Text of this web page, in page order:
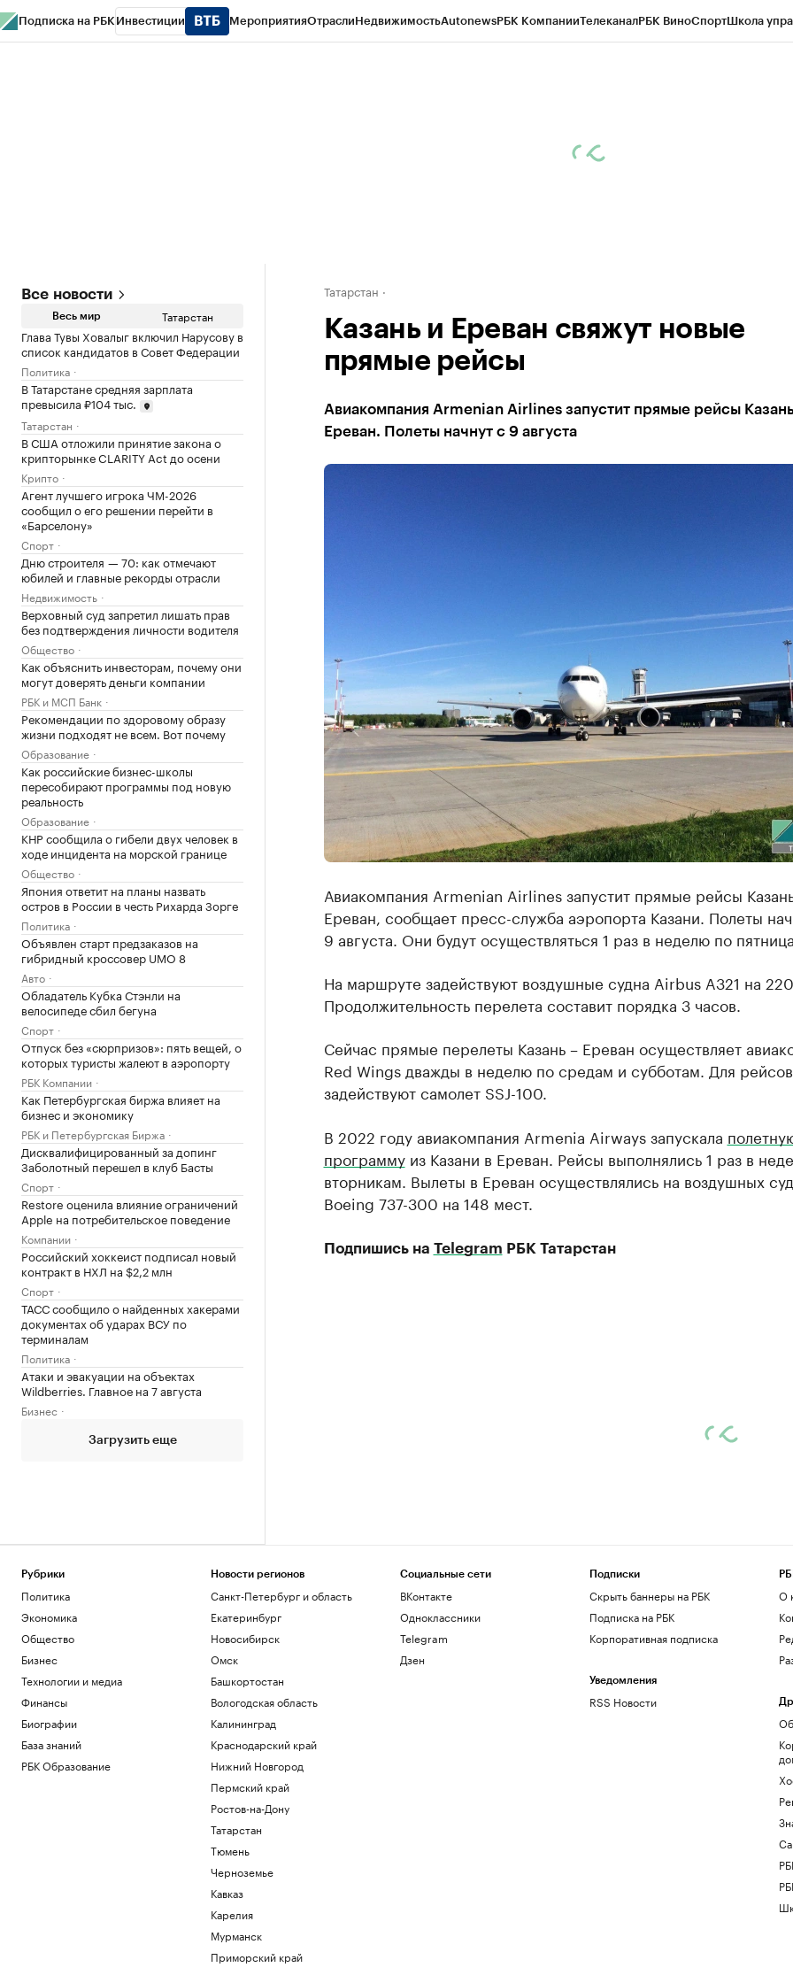
Подписка на РБК Инвестиции МероприятияОтраслиНедвижимостьAutonewsРБК КомпанииТелеканалРБК ВиноСпортШкола
Все новости
Весь мир Татарстан
Глава Тувы Ховалыг включил Нарусову в
список кандидатов в Совет Федерации
Политика
В Татарстане средняя зарплата
превысила ₽104 тыс.
Татарстан
В США отложили принятие закона о
крипторынке CLARITY Act до осени
Крипто
Агент лучшего игрока ЧМ-2026
сообщил о его решении перейти в
«Барселону»
Спорт
Дню строителя — 70: как отмечают
юбилей и главные рекорды отрасли
Недвижимость
Верховный суд запретил лишать прав
без подтверждения личности водителя
Общество
Как объяснить инвесторам, почему они
могут доверять деньги компании
РБК и МСП Банк
Рекомендации по здоровому образу
жизни подходят не всем. Вот почему
Образование
Как российские бизнес-школы
пересобирают программы под новую
реальность
Образование
КНР сообщила о гибели двух человек в
ходе инцидента на морской границе
Общество
Япония ответит на планы назвать
остров в России в честь Рихарда Зорге
Политика
Объявлен старт предзаказов на
гибридный кроссовер UMO 8
Авто
Обладатель Кубка Стэнли на
велосипеде сбил бегуна
Спорт
Отпуск без «сюрпризов»: пять вещей, о
которых туристы жалеют в аэропорту
РБК Компании
Как Петербургская биржа влияет на
бизнес и экономику
РБК и Петербургская Биржа
Дисквалифицированный за допинг
Заболотный перешел в клуб Басты
Спорт
Restore оценила влияние ограничений
Apple на потребительское поведение
Компании
Российский хоккеист подписал новый
контракт в НХЛ на $2,2 млн
Спорт
ТАСС сообщило о найденных хакерами
документах об ударах ВСУ по
терминалам
Политика
Атаки и эвакуации на объектах
Wildberries. Главное на 7 августа
Бизнес
Загрузить еще
Татарстан
Казань и Ереван свяжут новые
прямые рейсы
Авиакомпания Armenian Airlines запустит прямые рейсы
Ереван. Полеты начнут с 9 августа
Авиакомпания Armenian Airlines запустит прямые рейсы
Ереван, сообщает пресс-служба аэропорта Казани. Полеты
9 августа. Они будут осуществляться 1 раз в неделю по
На маршруте задействуют воздушные судна Airbus A321 на
Продолжительность перелета составит порядка 3 часов.
Сейчас прямые перелеты Казань – Ереван осуществляет
Red Wings дважды в неделю по средам и субботам. Для рейсов
задействуют самолет SSJ-100.
В 2022 году авиакомпания Armenia Airways запускала
программуиз Казани в Ереван. Рейсы выполнялись 1 раз в
вторникам. Вылеты в Ереван осуществлялись на воздушных
Boeing 737-300 на 148 мест.
Подпишись на Telegram РБК Татарстан
Рубрики
Политика
Экономика
Общество
Бизнес
Технологии и медиа
Финансы
Биографии
База знаний
РБК Образование
Новости регионов
Санкт-Петербург и область
Екатеринбург
Новосибирск
Омск
Башкортостан
Вологодская область
Калининград
Краснодарский край
Нижний Новгород
Пермский край
Ростов-на-Дону
Татарстан
Тюмень
Черноземье
Кавказ
Карелия
Мурманск
Приморский край
Социальные сети
ВКонтакте
Одноклассники
Telegram
Дзен
Подписки
Скрыть баннеры на РБК
Подписка на РБК
Корпоративная подписка
Уведомления
RSS Новости
О